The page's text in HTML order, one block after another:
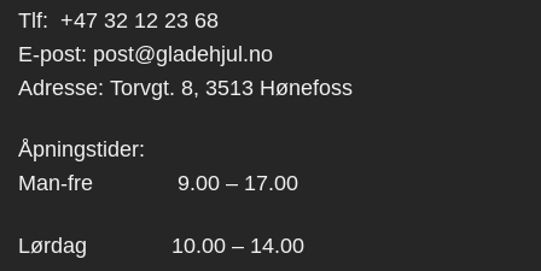
Tlf: +47 32 12 23 68
E-post: post@gladehjul.no
Adresse: Torvgt. 8, 3513 Hønefoss
Åpningstider:
Man-fre 9.00 – 17.00
Lørdag 10.00 – 14.00